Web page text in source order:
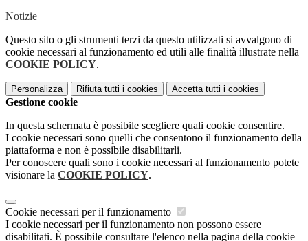
Notizie
Questo sito o gli strumenti terzi da questo utilizzati si avvalgono di
cookie necessari al funzionamento ed utili alle finalità illustrate nella
COOKIE POLICY.
Personalizza Rifiuta tutti i cookies Accetta tutti i cookies
Gestione cookie
In questa schermata è possibile scegliere quali cookie consentire.
I cookie necessari sono quelli che consentono il funzionamento della
piattaforma e non è possibile disabilitarli.
Per conoscere quali sono i cookie necessari al funzionamento potete
visionare la COOKIE POLICY.
Cookie necessari per il funzionamento
I cookie necessari per il funzionamento non possono essere
disabilitati. È possibile consultare l'elenco nella pagina della cookie